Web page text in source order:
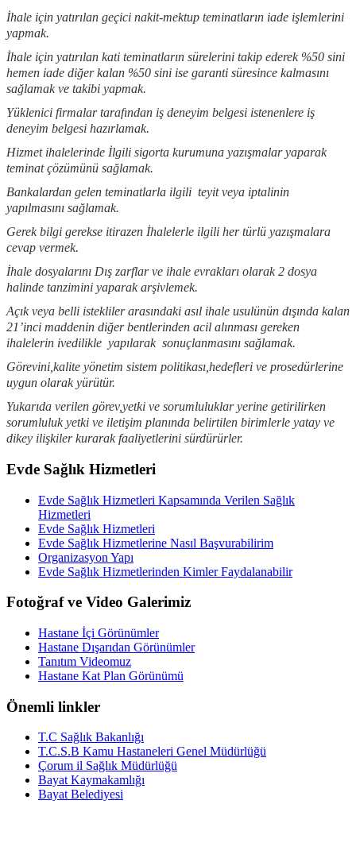
İhale için yatırılan geçici nakit-mektup teminatların iade işlemlerini
yapmak.
İhale için yatırılan kati teminatların sürelerini takip ederek %50 sini
hemen iade diğer kalan %50 sini ise garanti süresince kalmasını
sağlamak ve takibi yapmak.
Yüklenici firmalar tarafından iş deneyim belgesi istenenlere iş
deneyim belgesi hazırlamak.
Hizmet ihalelerinde İlgili sigorta kurumuna yazışmalar yaparak
teminat çözümünü sağlamak.
Bankalardan gelen teminatlarla ilgili teyit veya iptalinin
yapılmasını sağlamak.
Gerek bilgi gerekse itirazen İhalelerle ilgili her türlü yazışmalara
cevap vermek.
İhale dosyalarını Dış zarflar ve ihale evrakları olarak 2 dosya
halinde tanzimini yaparak arşivlemek.
Açık veya belli istekliler arasındaki asıl ihale usulünün dışında kalan
21’inci maddenin diğer bentlerinden acil alınması gereken
ihalelerin ivedilikle yapılarak sonuçlanmasını sağlamak.
Görevini,kalite yönetim sistem politikası,hedefleri ve prosedürlerine
uygun olarak yürütür.
Yukarıda verilen görev,yetki ve sorumluluklar yerine getirilirken
sorumluluk yetki ve iletişim planında belirtilen birimlerle yatay ve
dikey ilişkiler kurarak faaliyetlerini sürdürürler.
Evde Sağlık Hizmetleri
Evde Sağlık Hizmetleri Kapsamında Verilen Sağlık
Hizmetleri
Evde Sağlık Hizmetleri
Evde Sağlık Hizmetlerine Nasıl Başvurabilirim
Organizasyon Yapı
Evde Sağlık Hizmetlerinden Kimler Faydalanabilir
Fotoğraf ve Video Galerimiz
Hastane İçi Görünümler
Hastane Dışarıdan Görünümler
Tanıtım Videomuz
Hastane Kat Plan Görünümü
Önemli linkler
T.C Sağlık Bakanlığı
T.C.S.B Kamu Hastaneleri Genel Müdürlüğü
Çorum il Sağlık Müdürlüğü
Bayat Kaymakamlığı
Bayat Belediyesi